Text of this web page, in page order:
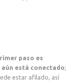
paso es
está conectado;
estar afilado, así